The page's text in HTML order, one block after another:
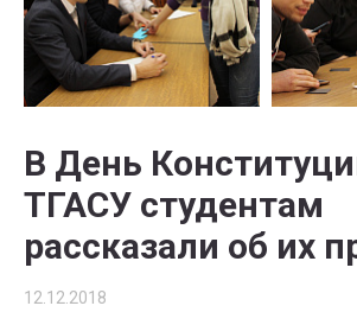
В День
ТГАСУ студентам
рассказали об их
12.12.2018